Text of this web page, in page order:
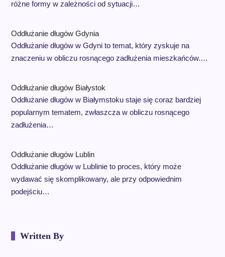
różne formy w zależności od sytuacji…
Oddłużanie długów Gdynia
Oddłużanie długów w Gdyni to temat, który zyskuje na
znaczeniu w obliczu rosnącego zadłużenia mieszkańców.…
Oddłużanie długów Białystok
Oddłużanie długów w Białymstoku staje się coraz bardziej
popularnym tematem, zwłaszcza w obliczu rosnącego
zadłużenia…
Oddłużanie długów Lublin
Oddłużanie długów w Lublinie to proces, który może
wydawać się skomplikowany, ale przy odpowiednim
podejściu…
Written By